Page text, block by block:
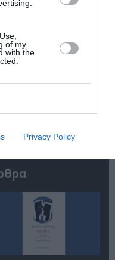
of my
with the
Privacy Policy
νέα για